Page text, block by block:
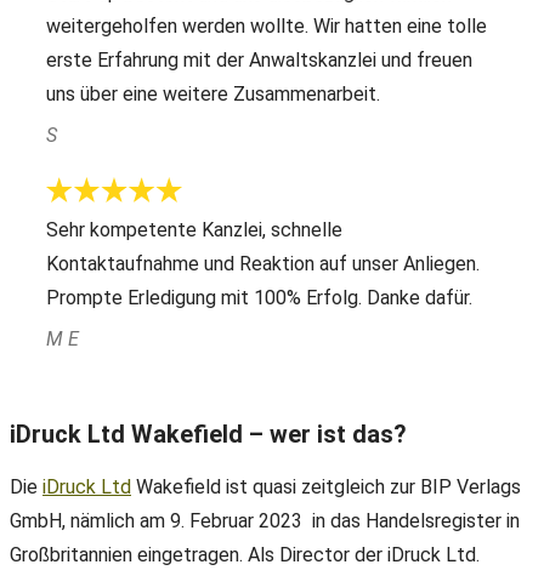
weitergeholfen werden wollte. Wir hatten eine tolle
erste Erfahrung mit der Anwaltskanzlei und freuen
uns über eine weitere Zusammenarbeit.
S
Sehr kompetente Kanzlei, schnelle
Kontaktaufnahme und Reaktion auf unser Anliegen.
Prompte Erledigung mit 100% Erfolg. Danke dafür.
M E
iDruck Ltd Wakefield – wer ist das?
Die iDruck Ltd Wakefield ist quasi zeitgleich zur BIP Verlags
GmbH, nämlich am 9. Februar 2023 in das Handelsregister in
Großbritannien eingetragen. Als Director der iDruck Ltd.